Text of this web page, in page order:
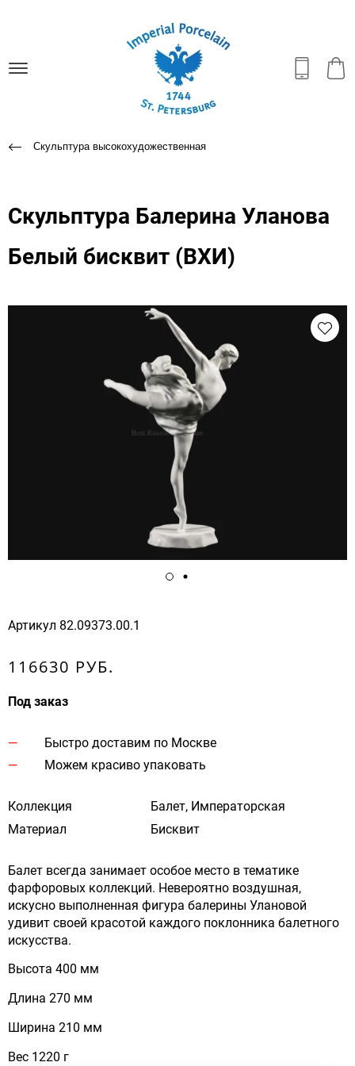
Скульптура высокохудожественная
Скульптура Балерина Уланова
Белый бисквит (ВХИ)
Артикул 82.09373.00.1
116630 РУБ.
Под заказ
Быстро доставим по Москве
Можем красиво упаковать
Коллекция
Балет, Императорская
Материал
Бисквит
Балет всегда занимает особое место в тематике
фарфоровых коллекций. Невероятно воздушная,
искусно выполненная фигура балерины Улановой
удивит своей красотой каждого поклонника балетного
искусства.
Высота 400 мм
Длина 270 мм
Ширина 210 мм
Вес 1220 г